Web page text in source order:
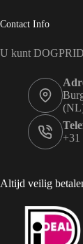
Contact Info
U kunt
+31
Altijd veilig